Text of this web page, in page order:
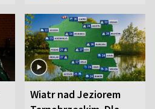
Wiatr nad Jeziorem